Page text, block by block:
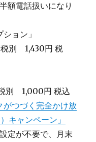
額電話扱いになり
ョン」
税別 1,430円 税
別 1,000円 税込
がつづく完全かけ放
キャンペーン」
定が不要で、月末